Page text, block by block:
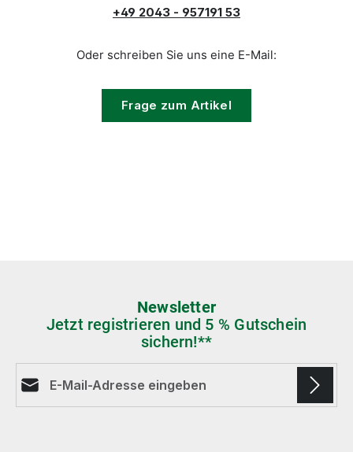
+49 2043 - 957191 53
Oder schreiben Sie uns eine E-Mail:
Frage zum Artikel
Newsletter
Jetzt registrieren und 5 % Gutschein
sichern!**